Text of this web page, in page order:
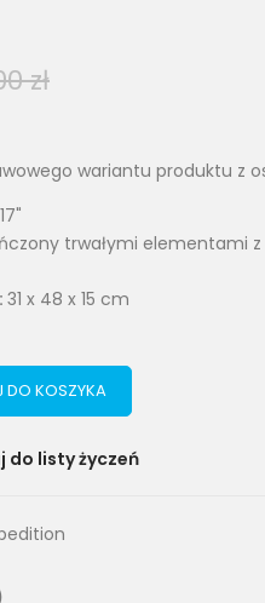
zł
wariantu produktu z
trwałymi elementami z
31 x 48 x 15 cm
DO KOSZYKA
do listy życzeń